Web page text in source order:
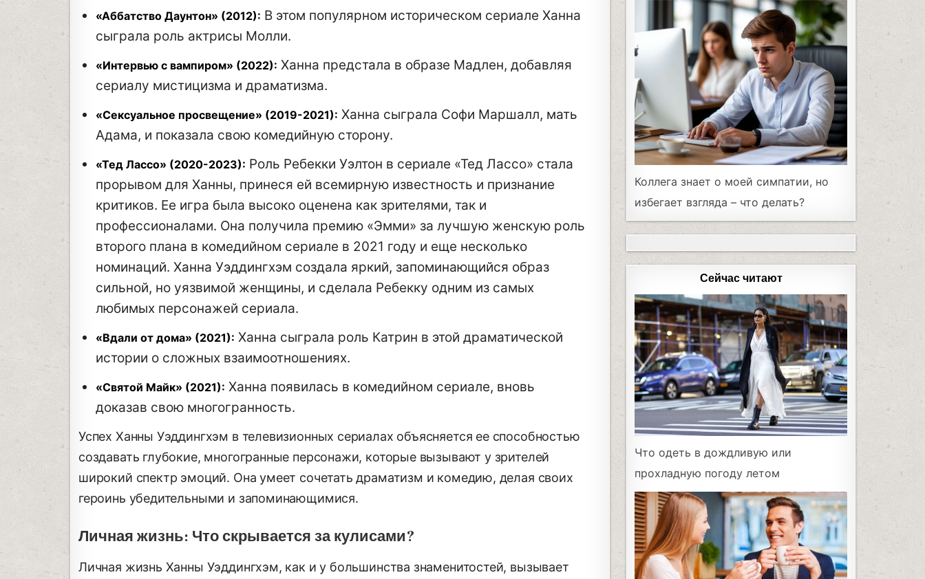
«Аббатство Даунтон» (2012): В этом популярном историческом сериале Ханна
сыграла роль актрисы Молли.
«Интервью с вампиром» (2022): Ханна предстала в образе Мадлен, добавляя
сериалу мистицизма и драматизма.
«Сексуальное просвещение» (2019-2021): Ханна сыграла Софи Маршалл, мать
Адама, и показала свою комедийную сторону.
«Тед Лассо» (2020-2023): Роль Ребекки Уэлтон в сериале «Тед Лассо» стала
прорывом для Ханны, принеся ей всемирную известность и признание
критиков. Ее игра была высоко оценена как зрителями, так и
профессионалами. Она получила премию «Эмми» за лучшую женскую роль
второго плана в комедийном сериале в 2021 году и еще несколько
номинаций. Ханна Уэддингхэм создала яркий, запоминающийся образ
сильной, но уязвимой женщины, и сделала Ребекку одним из самых
любимых персонажей сериала.
«Вдали от дома» (2021): Ханна сыграла роль Катрин в этой драматической
истории о сложных взаимоотношениях.
«Святой Майк» (2021): Ханна появилась в комедийном сериале, вновь
доказав свою многогранность.
Успех Ханны Уэддингхэм в телевизионных сериалах объясняется ее способностью
создавать глубокие, многогранные персонажи, которые вызывают у зрителей
широкий спектр эмоций. Она умеет сочетать драматизм и комедию, делая своих
героинь убедительными и запоминающимися.
Личная жизнь: Что скрывается за кулисами?
Личная жизнь Ханны Уэддингхэм, как и у большинства знаменитостей, вызывает
Коллега знает о моей симпатии, но
избегает взгляда – что делать?
Сейчас читают
Что одеть в дождливую или
прохладную погоду летом